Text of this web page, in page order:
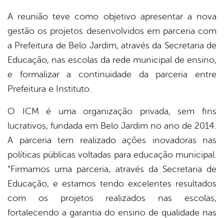
A reunião teve como objetivo apresentar a nova
gestão os projetos desenvolvidos em parceria com
a Prefeitura de Belo Jardim, através da Secretaria de
Educação, nas escolas da rede municipal de ensino,
e formalizar a continuidade da parceria entre
Prefeitura e Instituto.
O ICM é uma organização privada, sem fins
lucrativos, fundada em Belo Jardim no ano de 2014.
A parceria tem realizado ações inovadoras nas
políticas públicas voltadas para educação municipal.
“Firmamos uma parceria, através da Secretaria de
Educação, e estamos tendo excelentes resultados
com os projetos realizados nas escolas,
fortalecendo a garantia do ensino de qualidade nas